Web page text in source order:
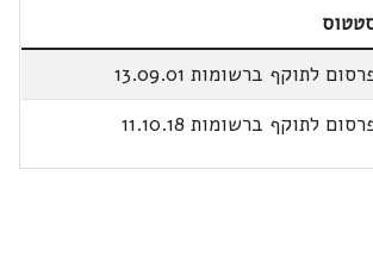
לתוקף ברשומות 13.09.01
לתוקף ברשומות 11.10.18